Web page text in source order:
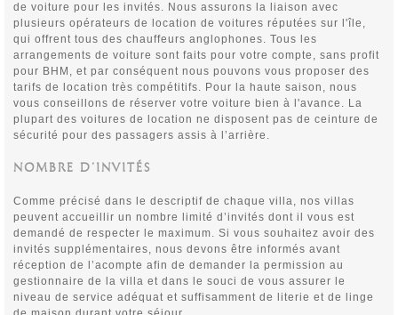
de voiture pour les invités. Nous assurons la liaison avec
plusieurs opérateurs de location de voitures réputées sur l'île,
qui offrent tous des chauffeurs anglophones. Tous les
arrangements de voiture sont faits pour votre compte, sans profit
pour BHM, et par conséquent nous pouvons vous proposer des
tarifs de location très compétitifs. Pour la haute saison, nous
vous conseillons de réserver votre voiture bien à l'avance. La
plupart des voitures de location ne disposent pas de ceinture de
sécurité pour des passagers assis à l’arrière.
NOMBRE D’INVITÉS
Comme précisé dans le descriptif de chaque villa, nos villas
peuvent accueillir un nombre limité d’invités dont il vous est
demandé de respecter le maximum. Si vous souhaitez avoir des
invités supplémentaires, nous devons être informés avant
réception de l’acompte afin de demander la permission au
gestionnaire de la villa et dans le souci de vous assurer le
niveau de service adéquat et suffisamment de literie et de linge